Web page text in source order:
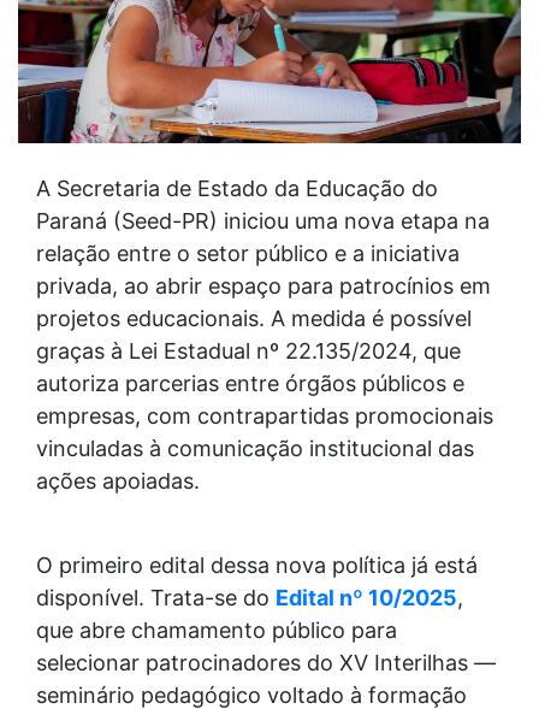
A Secretaria de Estado da Educação do
Paraná (Seed-PR) iniciou uma nova etapa na
relação entre o setor público e a iniciativa
privada, ao abrir espaço para patrocínios em
projetos educacionais. A medida é possível
graças à Lei Estadual nº 22.135/2024, que
autoriza parcerias entre órgãos públicos e
empresas, com contrapartidas promocionais
vinculadas à comunicação institucional das
ações apoiadas.
O primeiro edital dessa nova política já está
disponível. Trata-se do Edital nº 10/2025,
que abre chamamento público para
selecionar patrocinadores do XV Interilhas —
seminário pedagógico voltado à formação